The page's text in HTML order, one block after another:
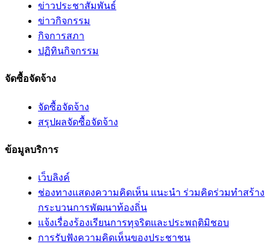
ข่าวประชาสัมพันธ์
ข่าวกิจกรรม
กิจการสภา
ปฏิทินกิจกรรม
จัดซื้อจัดจ้าง
จัดซื้อจัดจ้าง
สรุปผลจัดซื้อจัดจ้าง
ข้อมูลบริการ
เว็บลิงค์
ช่องทางแสดงความคิดเห็น แนะนำ ร่วมคิดร่วมทำสร้าง
กระบวนการพัฒนาท้องถิ่น
แจ้งเรื่องร้องเรียนการทุจริตและประพฤติมิชอบ
การรับฟังความคิดเห็นของประชาชน